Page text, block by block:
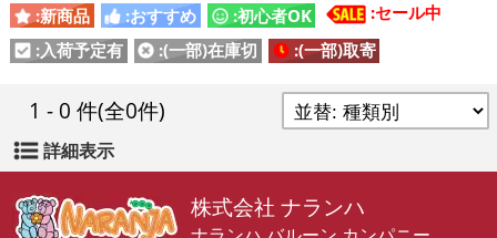
:新商品 :おすすめ :初心者OK
:セール中
:入荷予定有
:(一部)在庫切 :(一部)取寄
1 - 0 件(全0件)
詳細表示
株式会社 ナランハ